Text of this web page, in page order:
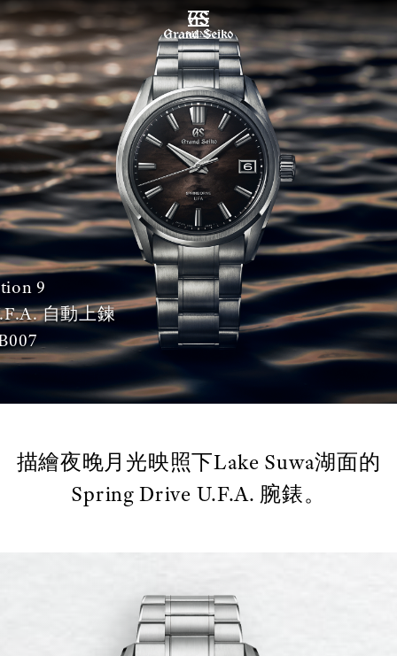
MENU
9
自動上鍊
描繪夜晚月光映照下Lake Suwa湖面的
Spring Drive U.F.A. 腕錶。